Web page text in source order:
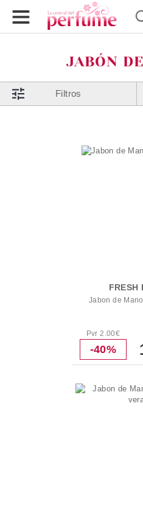
JABÓN
Filtros
FRESH
Jabon de
Pvr 2.00€
-40%